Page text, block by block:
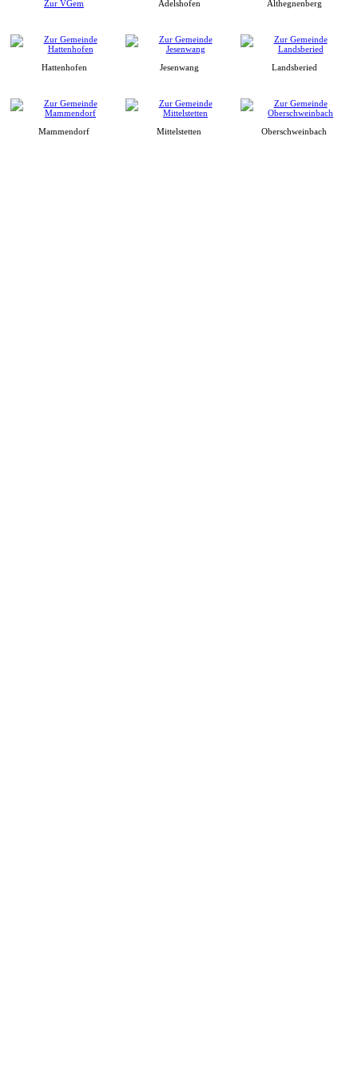
Zur VGem Adelshofen Althegnenberg
Hattenhofen Jesenwang Landsberied
Mammendorf Mittelstetten Oberschweinbach